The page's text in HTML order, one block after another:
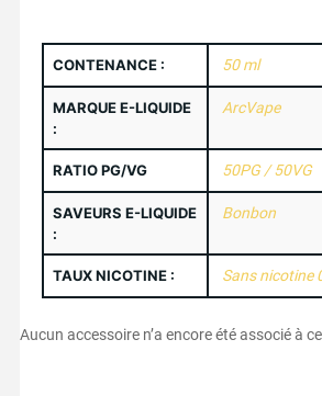
CONTENANCE : 50 ml
MARQUE E-LIQUIDE
:
ArcVape
RATIO PG/VG 50PG / 50VG
SAVEURS E-LIQUIDE
:
Bonbon
TAUX NICOTINE : Sans nicotine
Aucun accessoire n’a encore été associé à